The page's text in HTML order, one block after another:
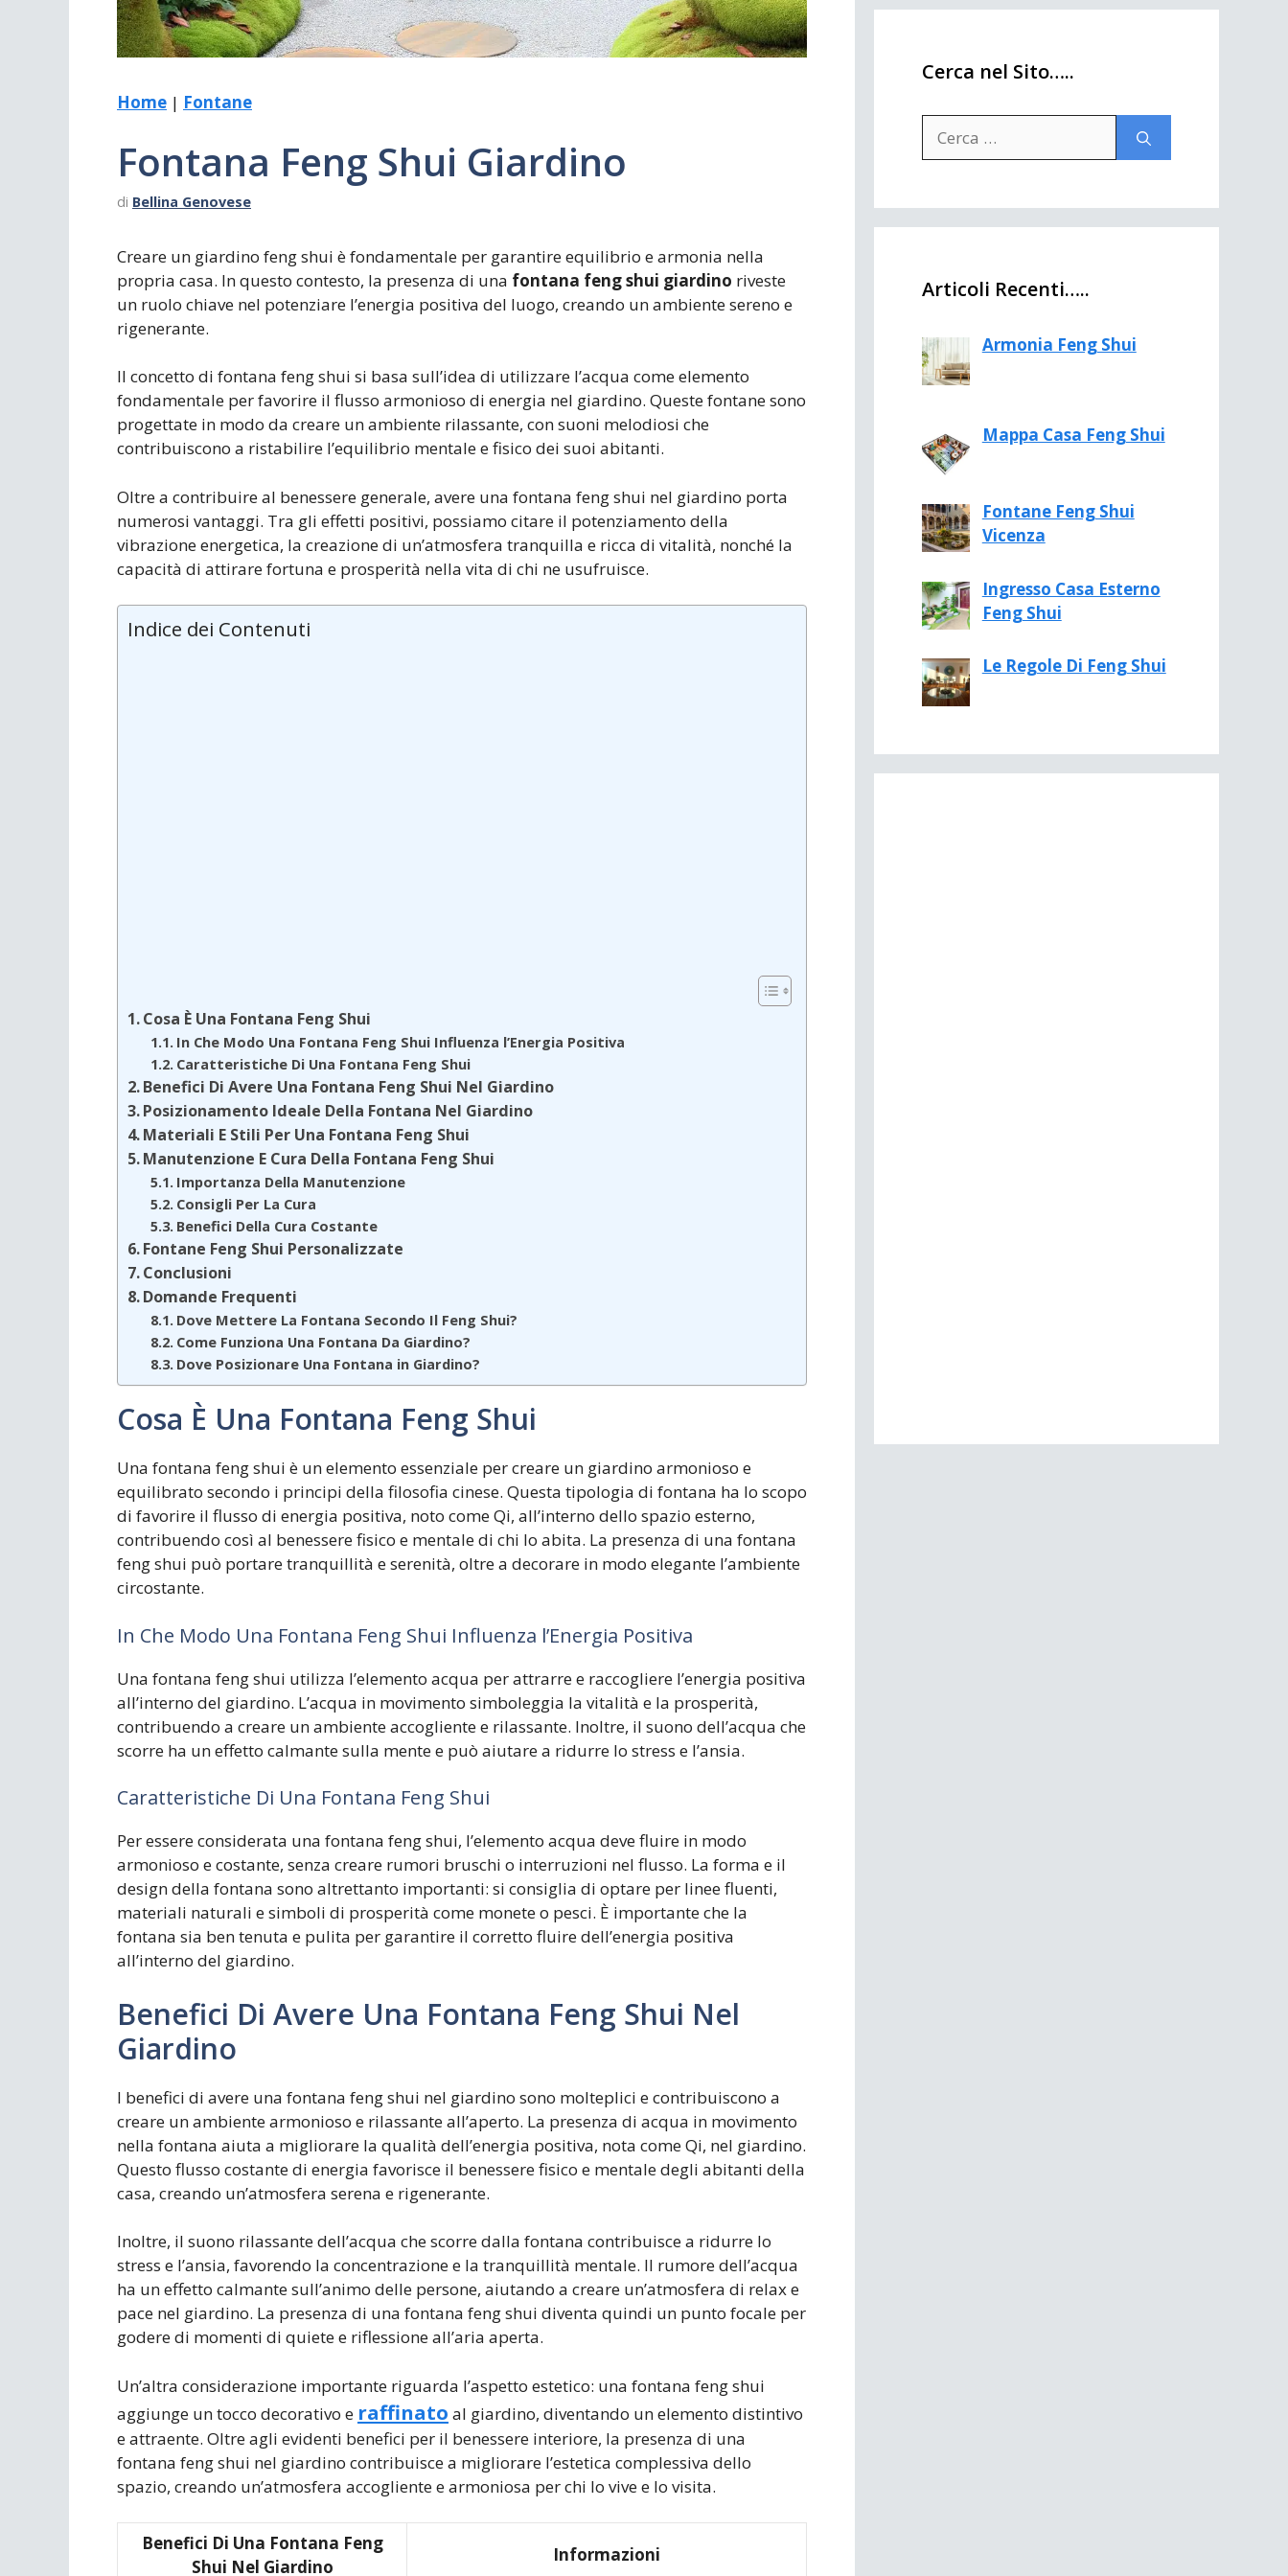
Home | Fontane
Fontana Feng Shui Giardino
di Bellina Genovese
Creare un giardino feng shui è fondamentale per garantire equilibrio e armonia nella
propria casa. In questo contesto, la presenza di una fontana feng shui giardino riveste
un ruolo chiave nel potenziare l’energia positiva del luogo, creando un ambiente sereno e
rigenerante.
Il concetto di fontana feng shui si basa sull’idea di utilizzare l’acqua come elemento
fondamentale per favorire il flusso armonioso di energia nel giardino. Queste fontane sono
progettate in modo da creare un ambiente rilassante, con suoni melodiosi che
contribuiscono a ristabilire l’equilibrio mentale e fisico dei suoi abitanti.
Oltre a contribuire al benessere generale, avere una fontana feng shui nel giardino porta
numerosi vantaggi. Tra gli effetti positivi, possiamo citare il potenziamento della
vibrazione energetica, la creazione di un’atmosfera tranquilla e ricca di vitalità, nonché la
capacità di attirare fortuna e prosperità nella vita di chi ne usufruisce.
Indice dei Contenuti
Cosa È Una Fontana Feng Shui
In Che Modo Una Fontana Feng Shui Influenza l’Energia Positiva
Caratteristiche Di Una Fontana Feng Shui
Benefici Di Avere Una Fontana Feng Shui Nel Giardino
Posizionamento Ideale Della Fontana Nel Giardino
Materiali E Stili Per Una Fontana Feng Shui
Manutenzione E Cura Della Fontana Feng Shui
Importanza Della Manutenzione
Consigli Per La Cura
Benefici Della Cura Costante
Fontane Feng Shui Personalizzate
Conclusioni
Domande Frequenti
Dove Mettere La Fontana Secondo Il Feng Shui?
Come Funziona Una Fontana Da Giardino?
Dove Posizionare Una Fontana in Giardino?
Cosa È Una Fontana Feng Shui
Una fontana feng shui è un elemento essenziale per creare un giardino armonioso e
equilibrato secondo i principi della filosofia cinese. Questa tipologia di fontana ha lo scopo
di favorire il flusso di energia positiva, noto come Qi, all’interno dello spazio esterno,
contribuendo così al benessere fisico e mentale di chi lo abita. La presenza di una fontana
feng shui può portare tranquillità e serenità, oltre a decorare in modo elegante l’ambiente
circostante.
In Che Modo Una Fontana Feng Shui Influenza l’Energia Positiva
Una fontana feng shui utilizza l’elemento acqua per attrarre e raccogliere l’energia positiva
all’interno del giardino. L’acqua in movimento simboleggia la vitalità e la prosperità,
contribuendo a creare un ambiente accogliente e rilassante. Inoltre, il suono dell’acqua che
scorre ha un effetto calmante sulla mente e può aiutare a ridurre lo stress e l’ansia.
Caratteristiche Di Una Fontana Feng Shui
Per essere considerata una fontana feng shui, l’elemento acqua deve fluire in modo
armonioso e costante, senza creare rumori bruschi o interruzioni nel flusso. La forma e il
design della fontana sono altrettanto importanti: si consiglia di optare per linee fluenti,
materiali naturali e simboli di prosperità come monete o pesci. È importante che la
fontana sia ben tenuta e pulita per garantire il corretto fluire dell’energia positiva
all’interno del giardino.
Benefici Di Avere Una Fontana Feng Shui Nel
Giardino
I benefici di avere una fontana feng shui nel giardino sono molteplici e contribuiscono a
creare un ambiente armonioso e rilassante all’aperto. La presenza di acqua in movimento
nella fontana aiuta a migliorare la qualità dell’energia positiva, nota come Qi, nel giardino.
Questo flusso costante di energia favorisce il benessere fisico e mentale degli abitanti della
casa, creando un’atmosfera serena e rigenerante.
Inoltre, il suono rilassante dell’acqua che scorre dalla fontana contribuisce a ridurre lo
stress e l’ansia, favorendo la concentrazione e la tranquillità mentale. Il rumore dell’acqua
ha un effetto calmante sull’animo delle persone, aiutando a creare un’atmosfera di relax e
pace nel giardino. La presenza di una fontana feng shui diventa quindi un punto focale per
godere di momenti di quiete e riflessione all’aria aperta.
Un’altra considerazione importante riguarda l’aspetto estetico: una fontana feng shui
aggiunge un tocco decorativo e raffinato al giardino, diventando un elemento distintivo
e attraente. Oltre agli evidenti benefici per il benessere interiore, la presenza di una
fontana feng shui nel giardino contribuisce a migliorare l’estetica complessiva dello
spazio, creando un’atmosfera accogliente e armoniosa per chi lo vive e lo visita.
Benefici Di Una Fontana Feng
Shui Nel Giardino
Informazioni
Cerca nel Sito…..
per:
Articoli Recenti…..
Armonia Feng Shui
Mappa Casa Feng Shui
Fontane Feng Shui
Vicenza
Ingresso Casa Esterno
Feng Shui
Le Regole Di Feng Shui